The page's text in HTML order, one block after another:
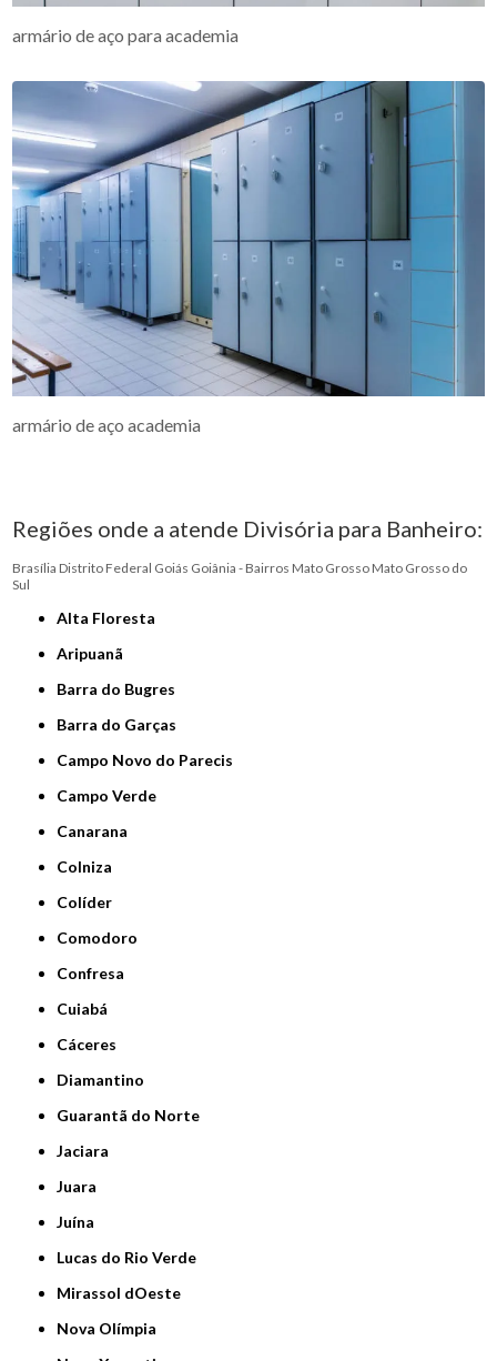
armário de aço para academia
armário de aço academia
Regiões onde a atende Divisória para Banheiro:
Brasília Distrito Federal Goiás Goiânia - Bairros Mato Grosso Mato Grosso do
Sul
Alta Floresta
Aripuanã
Barra do Bugres
Barra do Garças
Campo Novo do Parecis
Campo Verde
Canarana
Colniza
Colíder
Comodoro
Confresa
Cuiabá
Cáceres
Diamantino
Guarantã do Norte
Jaciara
Juara
Juína
Lucas do Rio Verde
Mirassol dOeste
Nova Olímpia